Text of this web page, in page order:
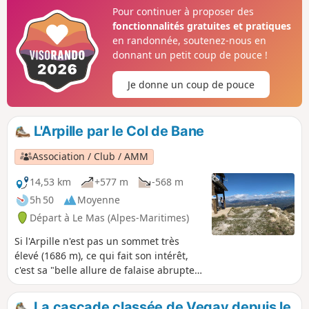
Pour continuer à proposer des
fonctionnalités gratuites et pratiques
en randonnée, soutenez-nous en
donnant un petit coup de pouce !
Je donne un coup de pouce
L'Arpille par le Col de Bane
Association / Club / AMM
14,53 km
+577 m
-568 m
5h 50
Moyenne
Départ à Le Mas (Alpes-Maritimes)
Si l'Arpille n'est pas un sommet très
élevé (1686 m), ce qui fait son intérêt,
c'est sa "belle allure de falaise abrupte,
visible de partout dans la vallée de
l'Estéron qu'elle ferme du côté de